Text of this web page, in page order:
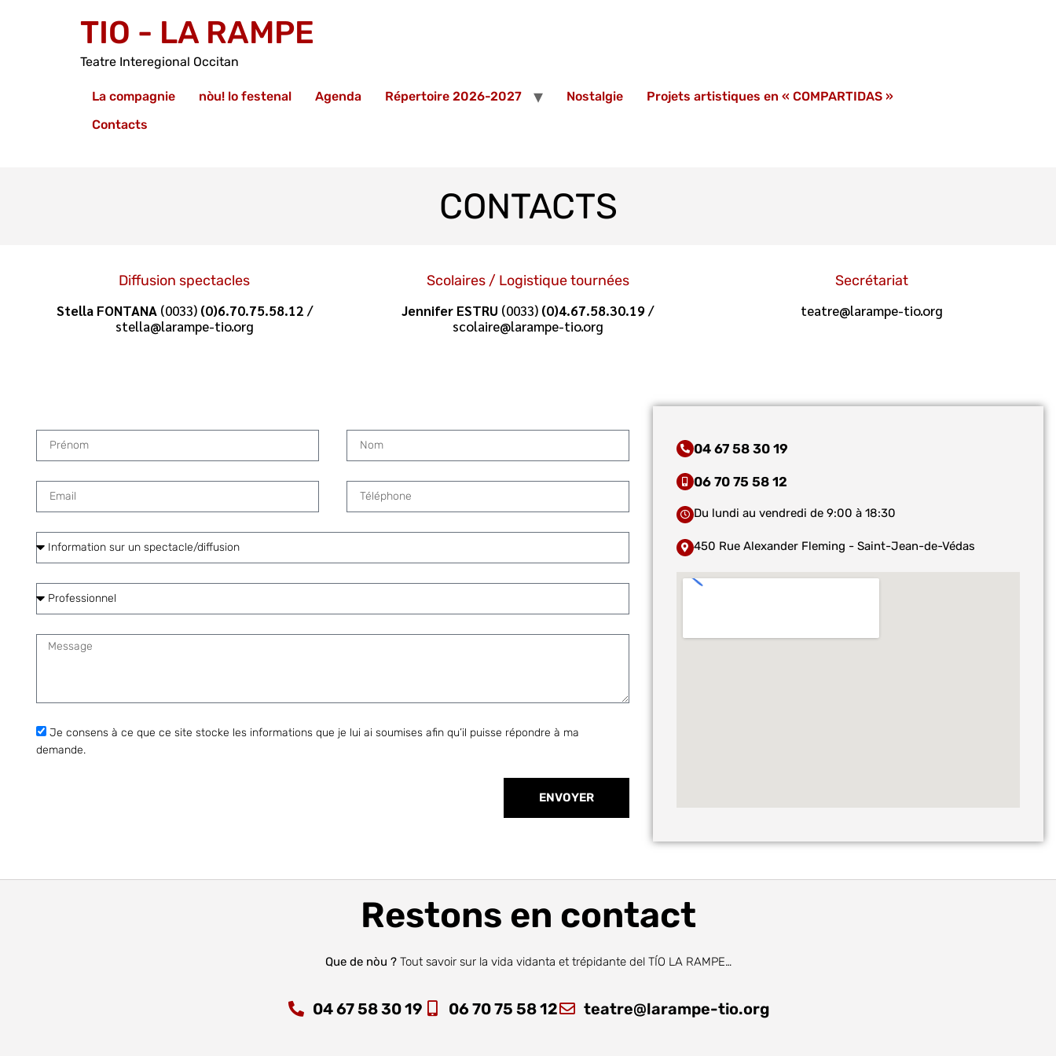
TIO - LA RAMPE
Teatre Interegional Occitan
La compagnie nòu! lo festenal Agenda Répertoire 2026-2027 Nostalgie
Projets artistiques en « COMPARTIDAS »
Contacts
CONTACTS
Diffusion spectacles
Stella FONTANA(0033) (0)6.70.75.58.12 /
stella@larampe-tio.org
Scolaires / Logistique tournées
Jennifer ESTRU (0033) (0)4.67.58.30.19/
scolaire@larampe-tio.org
Secrétariat
teatre@larampe-tio.org
Je consens à ce que ce site stocke les informations que je lui ai soumises afin qu’il puisse répondre à ma
demande.
ENVOYER
04 67 58 30 19
06 70 75 58 12
Du lundi au vendredi de 9:00 à 18:30
450 Rue Alexander Fleming - Saint-Jean-de-Védas
Restons en contact
Que de nòu ?Tout savoir sur la vida vidanta et trépidante del TÍO LA RAMPE…
04 67 58 30 19 06 70 75 58 12 teatre@larampe-tio.org